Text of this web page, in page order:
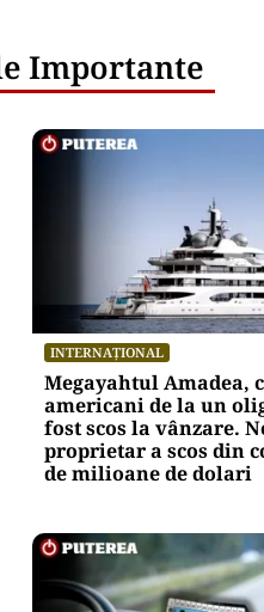
Importante
INTERNAȚIONAL
Megayahtul Amadea,
americani de la un
fost scos la vânzare.
proprietar a scos din
de milioane de dolari